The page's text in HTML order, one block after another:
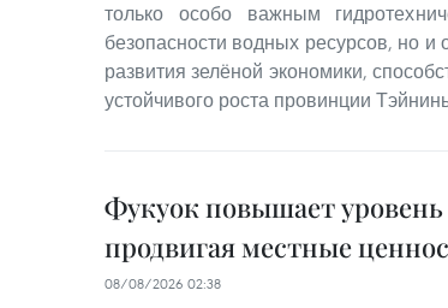
только особо важным
безопасности водных ресурсов, но
развития зелёной экономики,
устойчивого роста провинции
Фукуок повышает уровень
продвигая местные
08/08/2026 02:38